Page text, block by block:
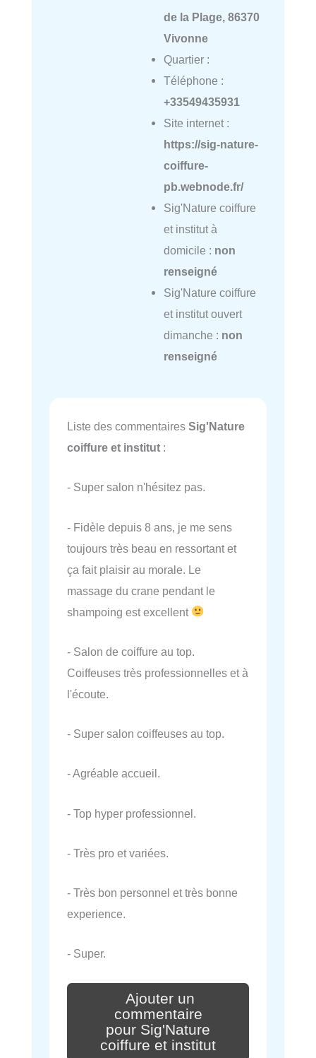
de la Plage, 86370
Vivonne
Quartier :
Téléphone :
+33549435931
Site internet :
https://sig-nature-
coiffure-
pb.webnode.fr/
Sig'Nature coiffure
et institut à
domicile : non
renseigné
Sig'Nature coiffure
et institut ouvert
dimanche : non
renseigné
Liste des commentaires Sig'Nature
coiffure et institut :
- Super salon n'hésitez pas.
- Fidèle depuis 8 ans, je me sens
toujours très beau en ressortant et
ça fait plaisir au morale. Le
massage du crane pendant le
shampoing est excellent
- Salon de coiffure au top.
Coiffeuses très professionnelles et à
l'écoute.
- Super salon coiffeuses au top.
- Agréable accueil.
- Top hyper professionnel.
- Très pro et variées.
- Très bon personnel et très bonne
experience.
- Super.
Ajouter un
commentaire
pour Sig'Nature
coiffure et institut